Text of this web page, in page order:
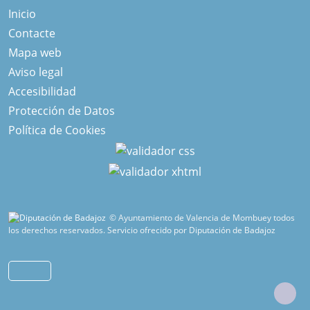
Inicio
Contacte
Mapa web
Aviso legal
Accesibilidad
Protección de Datos
Política de Cookies
© Ayuntamiento de Valencia de Mombuey todos
los derechos reservados.Servicio ofrecido por Diputación de Badajoz